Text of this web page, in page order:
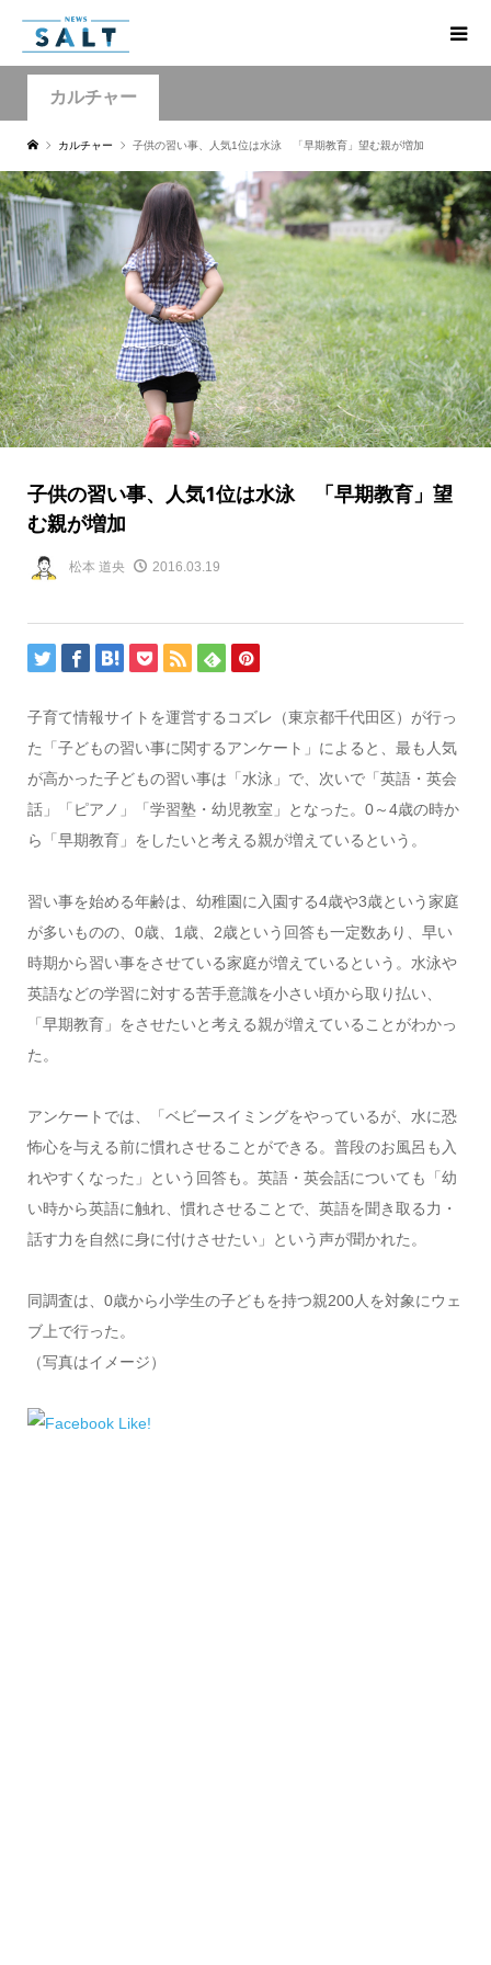
カルチャー
カルチャー 子供の習い事、人気1位は水泳 「早期教育」望む親が増加
子供の習い事、人気1位は水泳 「早期教育」望
む親が増加
松本 道央 2016.03.19
子育て情報サイトを運営するコズレ（東京都千代田区）が行っ
た「子どもの習い事に関するアンケート」によると、最も人気
が高かった子どもの習い事は「水泳」で、次いで「英語・英会
話」「ピアノ」「学習塾・幼児教室」となった。0～4歳の時か
ら「早期教育」をしたいと考える親が増えているという。
習い事を始める年齢は、幼稚園に入園する4歳や3歳という家庭
が多いものの、0歳、1歳、2歳という回答も一定数あり、早い
時期から習い事をさせている家庭が増えているという。水泳や
英語などの学習に対する苦手意識を小さい頃から取り払い、
「早期教育」をさせたいと考える親が増えていることがわかっ
た。
アンケートでは、「ベビースイミングをやっているが、水に恐
怖心を与える前に慣れさせることができる。普段のお風呂も入
れやすくなった」という回答も。英語・英会話についても「幼
い時から英語に触れ、慣れさせることで、英語を聞き取る力・
話す力を自然に身に付けさせたい」という声が聞かれた。
同調査は、0歳から小学生の子どもを持つ親200人を対象にウェ
ブ上で行った。
（写真はイメージ）